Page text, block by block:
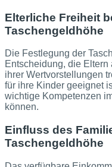
Elterliche Freiheit
Taschengeldhöhe
Die Festlegung der
Entscheidung, die
ihrer Wertvorstellungen
für ihre Kinder geeignet
wichtige Kompetenzen
können.
Einfluss des
Taschengeldhöhe